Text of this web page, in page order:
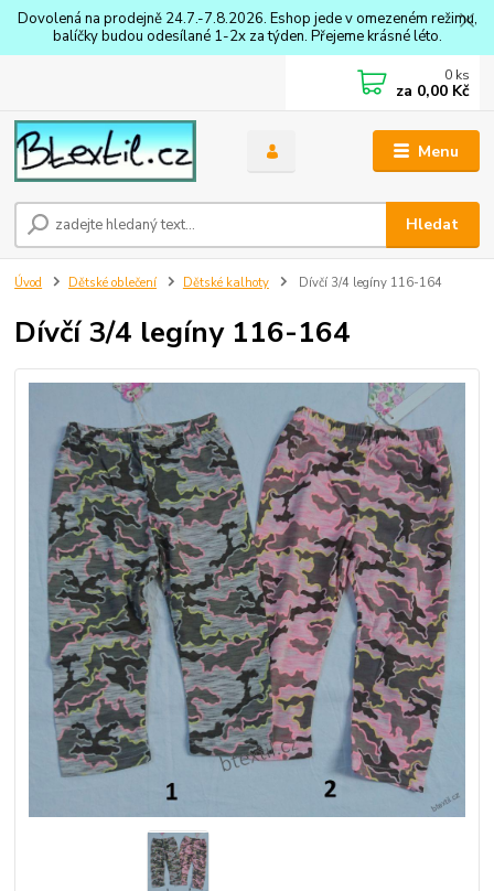
Dovolená na prodejně 24.7.-7.8.2026. Eshop jede v omezeném režimu,
balíčky budou odesílané 1-2x za týden. Přejeme krásné léto.
Menu
Hledat
0 ks
za 0,00 Kč
Úvod Dětské oblečení Dětské kalhoty Dívčí 3/4 legíny 116-164
Dívčí 3/4 legíny 116-164